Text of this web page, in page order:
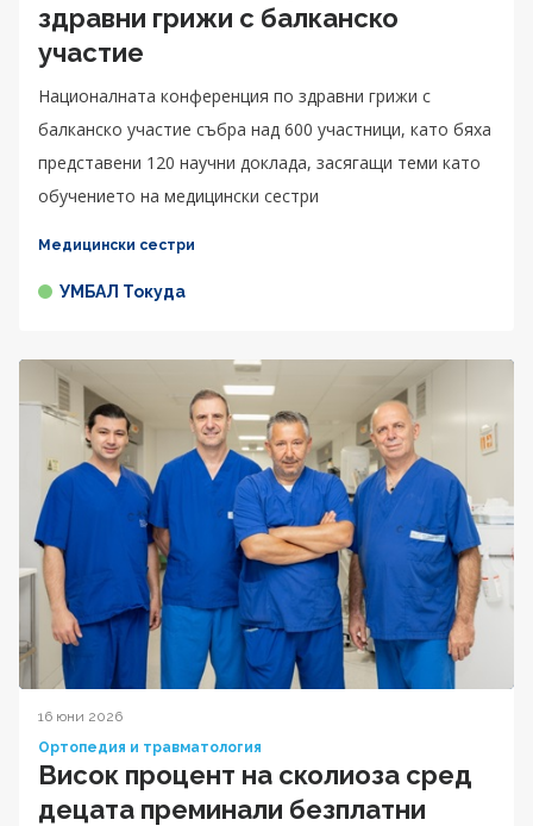
здравни грижи с балканско
участие
Националната конференция по здравни грижи с
балканско участие събра над 600 участници, като бяха
представени 120 научни доклада, засягащи теми като
обучението на медицински сестри
Медицински сестри
УМБАЛ Токуда
16 юни 2026
Ортопедия и травматология
Висок процент на сколиоза сред
децата преминали безплатни